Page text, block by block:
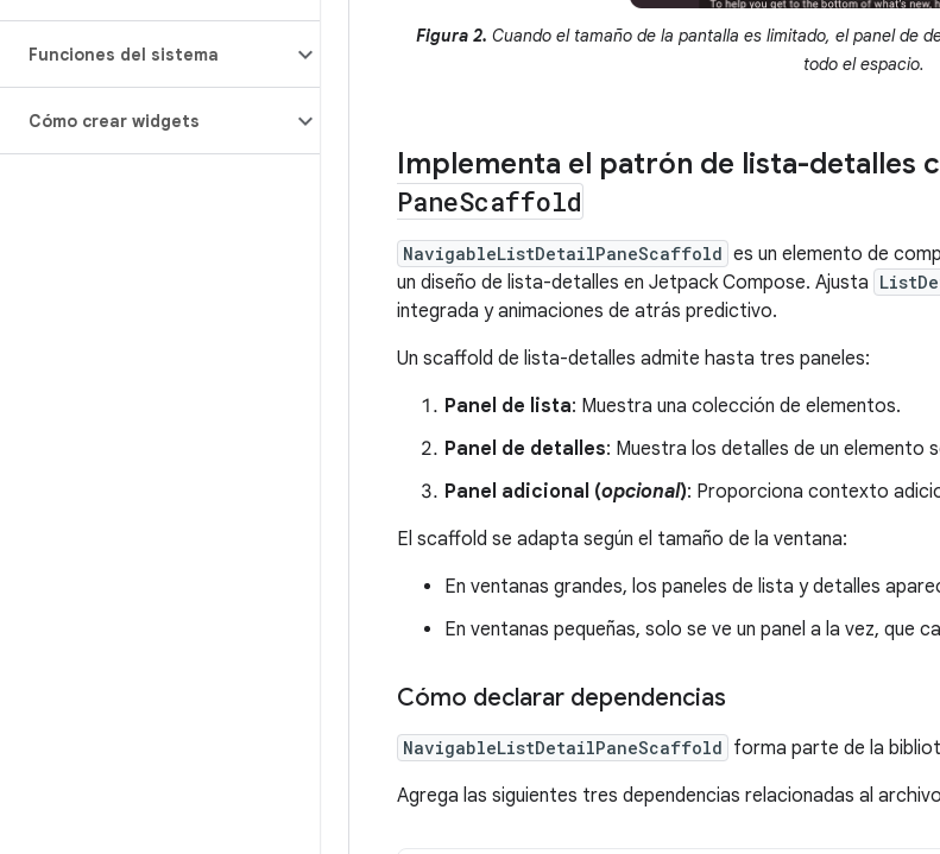
Funciones del sistema
Cómo crear widgets
Figura 2. Cuando el tamaño de la pantalla es limitado, el panel de
todo el espacio.
Implementa el patrón de lista-detalles
PaneScaffold
NavigableListDetailPaneScaffold es un elemento de
un diseño de lista-detalles en Jetpack Compose. Ajusta
integrada y animaciones de atrás predictivo.
Un scaffold de lista-detalles admite hasta tres paneles:
Panel de lista: Muestra una colección de elementos.
Panel de detalles: Muestra los detalles de un elemento
Panel adicional (opcional): Proporciona contexto
El scaffold se adapta según el tamaño de la ventana:
En ventanas grandes, los paneles de lista y detalles
En ventanas pequeñas, solo se ve un panel a la vez, que
Cómo declarar dependencias
NavigableListDetailPaneScaffold forma parte de la
Agrega las siguientes tres dependencias relacionadas al archivo